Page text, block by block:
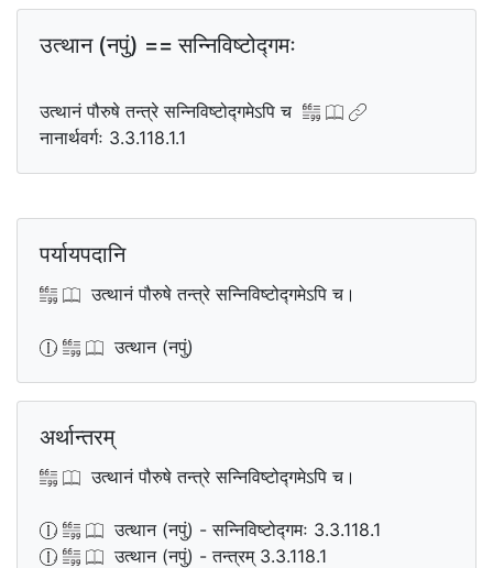
उत्थान (नपुं) == सन्निविष्टोद्गमः
उत्थानं पौरुषे तन्त्रे सन्निविष्टोद्गमेऽपि च
नानार्थवर्गः 3.3.118.1.1
पर्यायपदानि
उत्थानं पौरुषे तन्त्रे सन्निविष्टोद्गमेऽपि च।
उत्थान (नपुं)
अर्थान्तरम्
उत्थानं पौरुषे तन्त्रे सन्निविष्टोद्गमेऽपि च।
उत्थान (नपुं) - सन्निविष्टोद्गमः 3.3.118.1
उत्थान (नपुं) - तन्त्रम् 3.3.118.1